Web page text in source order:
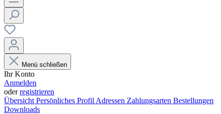
Menü schließen
Ihr Konto
Anmelden
oderregistrieren
Übersicht Persönliches Profil Adressen Zahlungsarten Bestellungen
Downloads